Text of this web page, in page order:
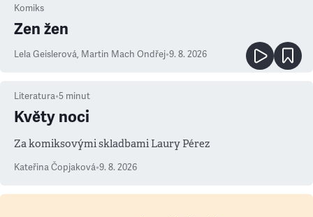
Komiks
Zen žen
Lela Geislerová, Martin Mach Ondřej•9. 8. 2026
Literatura•5 minut
Květy noci
Za komiksovými skladbami Laury Pérez
Kateřina Čopjaková•9. 8. 2026